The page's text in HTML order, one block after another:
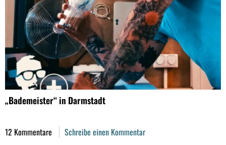
„Bademeister“ in Darmstadt
12 Kommentare Schreibe einen Kommentar